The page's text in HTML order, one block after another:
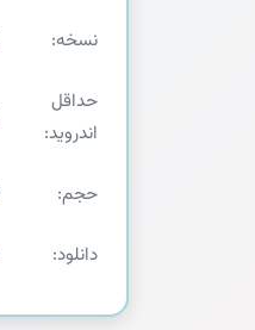
نسخه:
حداقل
اندروید:
حجم:
دانلود: